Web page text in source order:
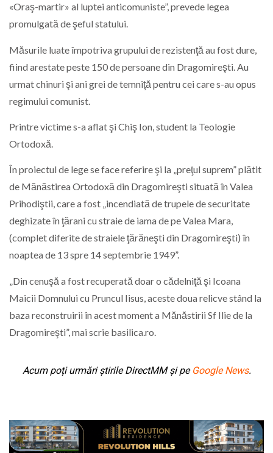
«Oraş-martir» al luptei anticomuniste”, prevede legea
promulgată de şeful statului.
Măsurile luate împotriva grupului de rezistenţă au fost dure,
fiind arestate peste 150 de persoane din Dragomireşti. Au
urmat chinuri şi ani grei de temniţă pentru cei care s-au opus
regimului comunist.
Printre victime s-a aflat şi Chiş Ion, student la Teologie
Ortodoxă.
În proiectul de lege se face referire şi la „preţul suprem” plătit
de Mănăstirea Ortodoxă din Dragomireşti situată în Valea
Prihodiştii, care a fost „incendiată de trupele de securitate
deghizate în ţărani cu straie de iama de pe Valea Mara,
(complet diferite de straiele ţărăneşti din Dragomireşti) în
noaptea de 13 spre 14 septembrie 1949”.
„Din cenuşă a fost recuperată doar o cădelniţă şi Icoana
Maicii Domnului cu Pruncul Iisus, aceste doua relicve stând la
baza reconstruirii în acest moment a Mănăstirii Sf Ilie de la
Dragomireşti”, mai scrie basilica.ro.
Acum poți urmări știrile DirectMM și pe Google News.